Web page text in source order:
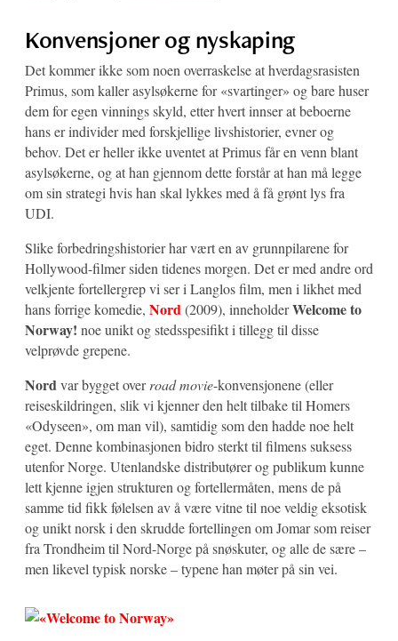
Konvensjoner og nyskaping
Det kommer ikke som noen overraskelse at hverdagsrasisten
Primus, som kaller asylsøkerne for «svartinger» og bare huser
dem for egen vinnings skyld, etter hvert innser at beboerne
hans er individer med forskjellige livshistorier, evner og
behov. Det er heller ikke uventet at Primus får en venn blant
asylsøkerne, og at han gjennom dette forstår at han må legge
om sin strategi hvis han skal lykkes med å få grønt lys fra
UDI.
Slike forbedringshistorier har vært en av grunnpilarene for
Hollywood-filmer siden tidenes morgen. Det er med andre ord
velkjente fortellergrep vi ser i Langlos film, men i likhet med
hans forrige komedie, Nord(2009), inneholderWelcome to
Norway! noe unikt og stedsspesifikt i tillegg til disse
velprøvde grepene.
Nordvar bygget overroad movie-konvensjonene (eller
reiseskildringen, slik vi kjenner den helt tilbake til Homers
«Odyseen», om man vil), samtidig som den hadde noe helt
eget. Denne kombinasjonen bidro sterkt til filmens suksess
utenfor Norge. Utenlandske distributører og publikum kunne
lett kjenne igjen strukturen og fortellermåten, mens de på
samme tid fikk følelsen av å være vitne til noe veldig eksotisk
og unikt norsk i den skrudde fortellingen om Jomar som reiser
fra Trondheim til Nord-Norge på snøskuter, og alle de sære –
men likevel typisk norske – typene han møter på sin vei.